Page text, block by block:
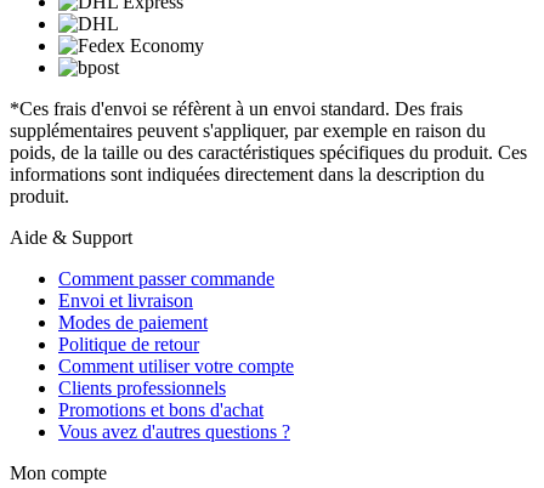
*Ces frais d'envoi se réfèrent à un envoi standard. Des frais
supplémentaires peuvent s'appliquer, par exemple en raison du
poids, de la taille ou des caractéristiques spécifiques du produit. Ces
informations sont indiquées directement dans la description du
produit.
Aide & Support
Comment passer commande
Envoi et livraison
Modes de paiement
Politique de retour
Comment utiliser votre compte
Clients professionnels
Promotions et bons d'achat
Vous avez d'autres questions ?
Mon compte